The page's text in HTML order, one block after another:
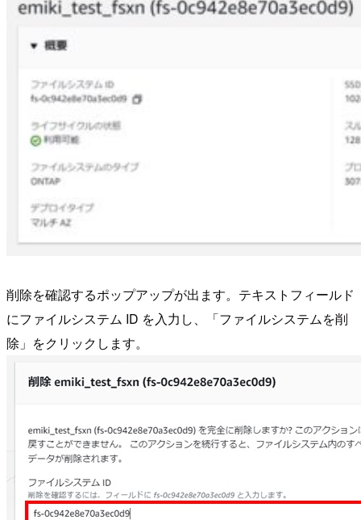
削除を確認するポップアップが出ます。テキストフィールド
にファイルシステム ID を入力し、「ファイルシステムを削
除」をクリックします。